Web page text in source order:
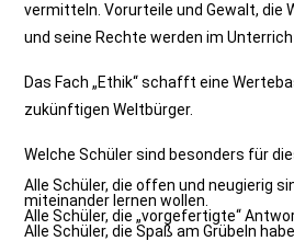
vermitteln. Vorurteile und Gewalt, die
und seine Rechte werden im
Das Fach „Ethik“ schafft eine
zukünftigen Weltbürger.
Welche Schüler sind besonders für
Alle Schüler, die offen und neugierig
miteinander lernen wollen.
Alle Schüler, die „vorgefertigte“
Alle Schüler, die Spaß am Grübeln